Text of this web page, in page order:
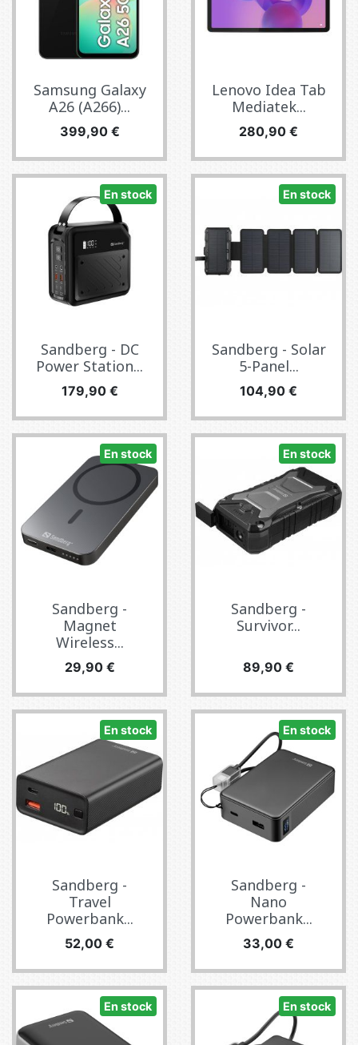
Samsung Galaxy
A26 (A266)...
Precio
399,90 €
Lenovo Idea Tab
Mediatek...
Precio
280,90 €
En stock
Sandberg - DC
Power Station...
Precio
179,90 €
En stock
Sandberg - Solar
5-Panel...
Precio
104,90 €
En stock
Sandberg -
Magnet
Wireless...
Precio
29,90 €
En stock
Sandberg -
Survivor...
Precio
89,90 €
En stock
Sandberg -
Travel
Powerbank...
Precio
52,00 €
En stock
Sandberg -
Nano
Powerbank...
Precio
33,00 €
En stock En stock